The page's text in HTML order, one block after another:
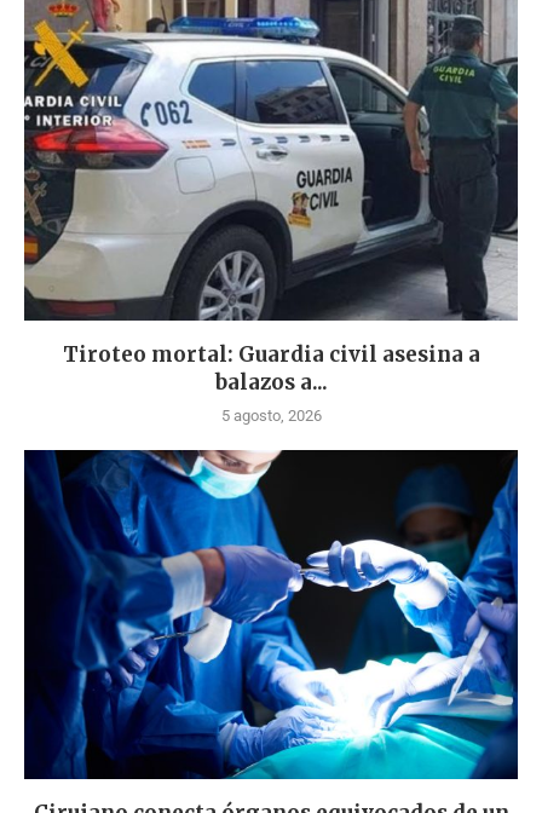
Tiroteo mortal: Guardia civil asesina a
balazos a...
5 agosto, 2026